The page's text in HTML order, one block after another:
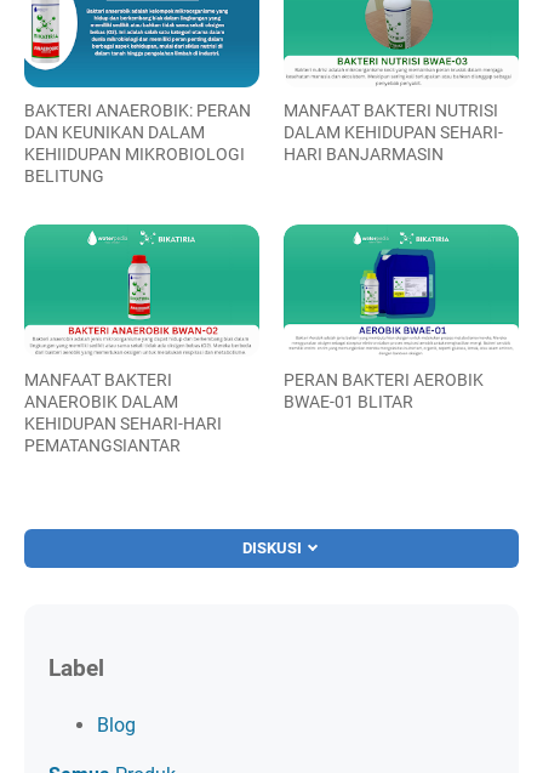
BAKTERI ANAEROBIK: PERAN
DAN KEUNIKAN DALAM
KEHIIDUPAN MIKROBIOLOGI
BELITUNG
MANFAAT BAKTERI NUTRISI
DALAM KEHIDUPAN SEHARI-
HARI BANJARMASIN
MANFAAT BAKTERI
ANAEROBIK DALAM
KEHIDUPAN SEHARI-HARI
PEMATANGSIANTAR
PERAN BAKTERI AEROBIK
BWAE-01 BLITAR
DISKUSI
Label
Blog